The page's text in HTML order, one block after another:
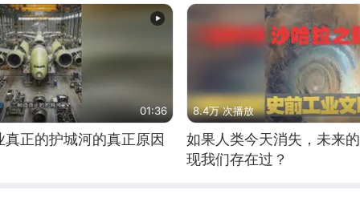
01:36
正的护城河的真正原因
8.4万 次播放
如果人类今天消失，未来
现我们存在过？